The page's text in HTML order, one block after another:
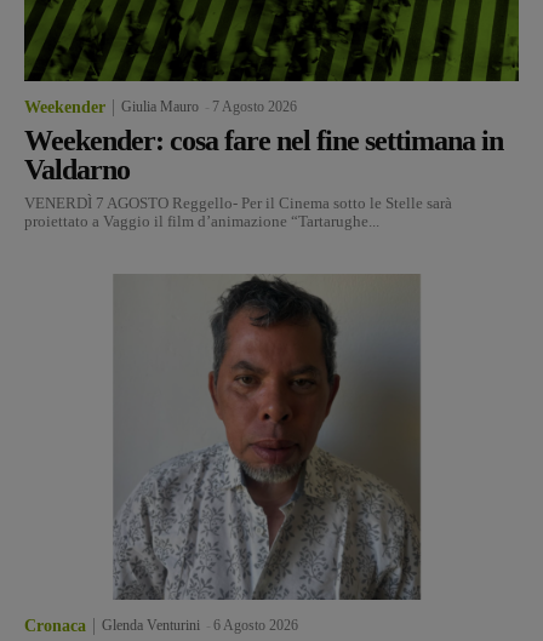
Weekender Giulia Mauro 7 Agosto 2026
Weekender: cosa fare nel fine settimana in
Valdarno
VENERDÌ 7 AGOSTO Reggello- Per il Cinema sotto le Stelle sarà
proiettato a Vaggio il film d’animazione “Tartarughe...
Cronaca Glenda Venturini 6 Agosto 2026